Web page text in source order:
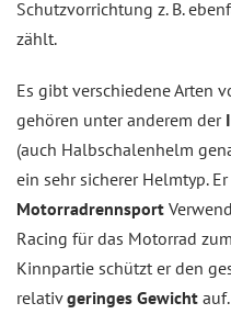
Schutzvorrichtung z. B.
zählt.
Es gibt verschiedene Arten
gehören unter anderem der
(auch Halbschalenhelm
ein sehr sicherer Helmtyp.
Motorradrennsport
Racing für das Motorrad
Kinnpartie schützt er den
relativgeringes Gewicht